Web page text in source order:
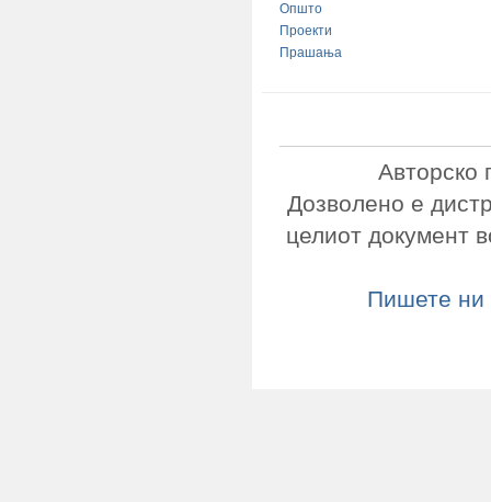
Општо
Проекти
Прашања
Авторско
Дозволено е
целиот документ
Пишете ни